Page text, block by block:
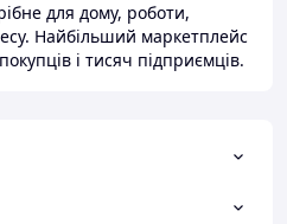
для дому, роботи,
Найбільший маркетплейс
і тисяч підприємців.